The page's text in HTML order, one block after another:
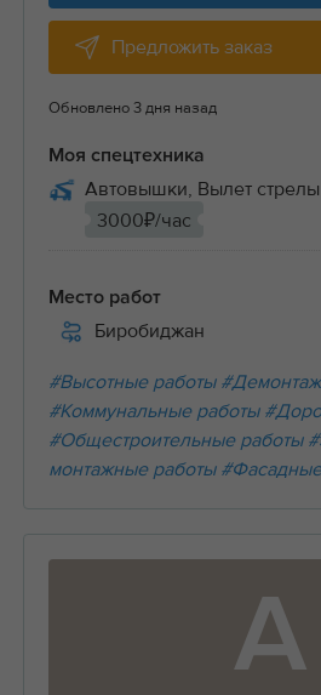
Предложить заказ
Обновлено 3 дня назад
Моя спецтехника
Автовышки, Вылет
3000₽/час
Место работ
Биробиджан
#Высотные работы
#Коммунальные работы
#Общестроительные работы
монтажные работы
А